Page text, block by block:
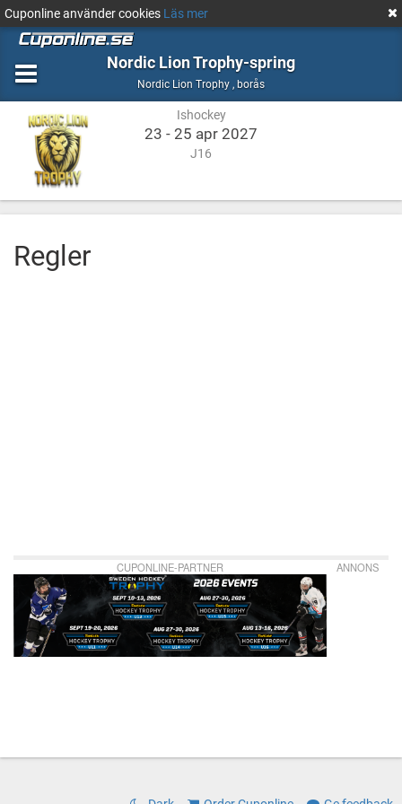
Cuponline använder cookies Läs mer
Nordic Lion Trophy-spring
Nordic Lion Trophy , Ishockey
boråsborås
Ishockey
23 - 25 apr 2027
J16
Regler
CUPONLINE-PARTNER ANNONS